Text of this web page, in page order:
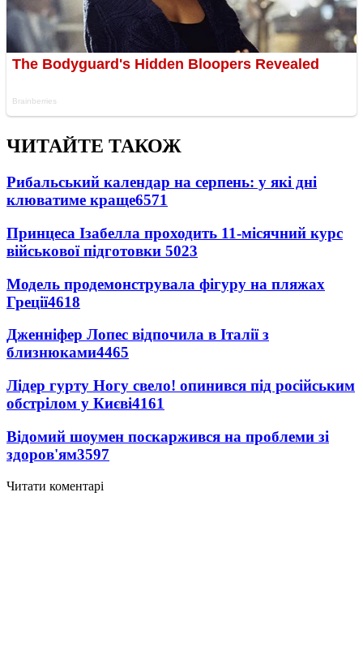
ЧИТАЙТЕ ТАКОЖ
Рибальський календар на серпень: у які дні
клюватиме краще6571
Принцеса Ізабелла проходить 11-місячний курс
військової підготовки 5023
Модель продемонструвала фігуру на пляжах
Греції4618
Дженніфер Лопес відпочила в Італії з
близнюками4465
Лідер гурту Ногу свело! опинився під російським
обстрілом у Києві4161
Відомий шоумен поскаржився на проблеми зі
здоров'ям3597
Читати коментарі